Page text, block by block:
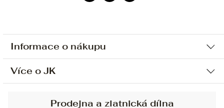
Informace o nákupu
Ochrana osobních údajů
Více o JK
Prodejna a zlatnická dílna